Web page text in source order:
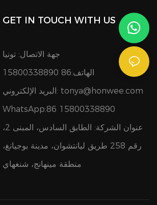
GET IN TOUCH WITH US
جهة الاتصال: تونيا
الهاتف:86 15800338890
البريد الإلكتروني: tonya@honwee.com
WhatsApp:86 15800338890
عنوان الشركة: الطابق السادس، المبنى 2،
رقم 258 طريق ليانتشوان، مدينة بوجيانغ،
منطقة مينهانج، شنغهاي